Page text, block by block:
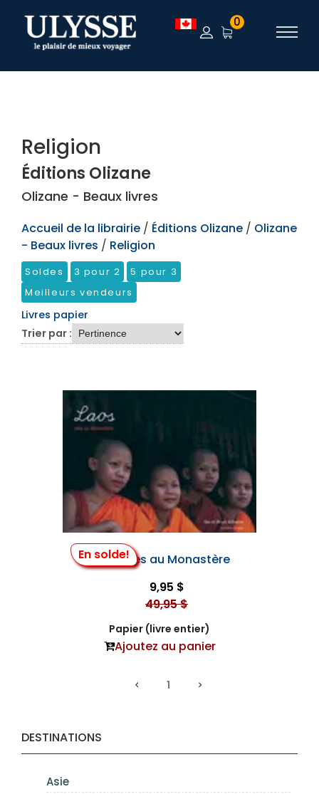
TEST 0
DESTINATIONS
Asie
Religion
Éditions Olizane
Olizane - Beaux livres
Accueil de la librairie / Éditions Olizane / Olizane
- Beaux livres / Religion
Soldes 3 pour 2
5 pour 3
Meilleurs vendeurs
Livres papier
Trier par :
En solde!
Laos, Vies au Monastère
9,95 $
49,95 $
Papier (livre entier)
Ajoutez au panier
1